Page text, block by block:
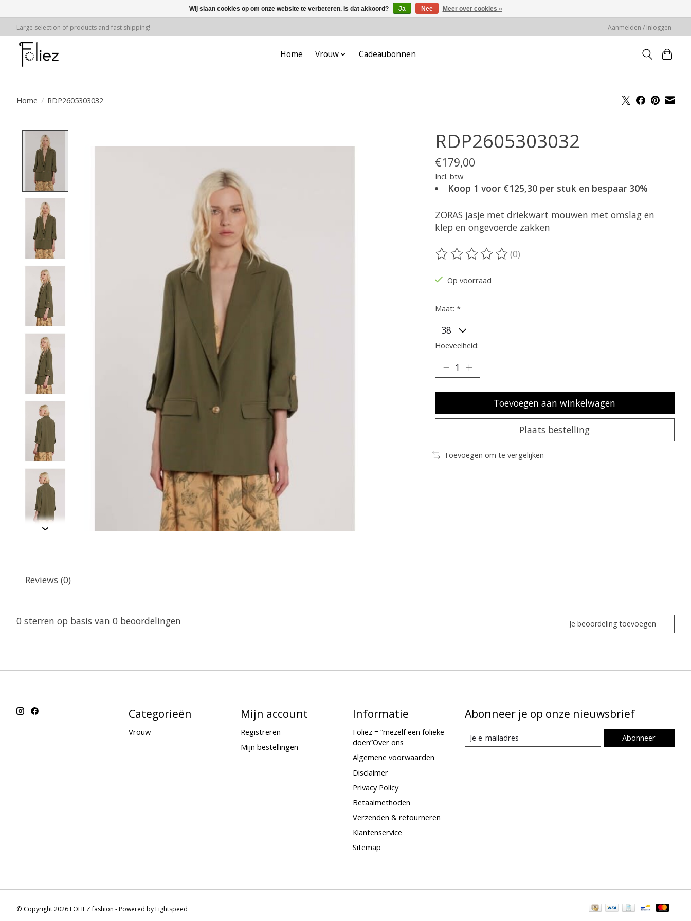
Large selection of products and fast shipping! Aanmelden / Inloggen
Home Vrouw Cadeaubonnen
Home / RDP2605303032
RDP2605303032
€179,00
Incl. btw
Koop 1 voor €125,30 per stuk en bespaar 30%
ZORAS jasje met driekwart mouwen met omslag en
klep en ongevoerde zakken
De beoordeling van dit product is
(0)
Op voorraad
Maat: *
Hoeveelheid:
Toevoegen aan winkelwagen
Plaats bestelling
Toevoegen om te vergelijken
Reviews (0)
0 sterren op basis van 0 beoordelingen Je beoordeling toevoegen
Categorieën
Vrouw
Mijn account
Registreren
Mijn bestellingen
Informatie
Foliez = “mezelf een folieke
doen”Over ons
Algemene voorwaarden
Disclaimer
Privacy Policy
Betaalmethoden
Verzenden & retourneren
Klantenservice
Sitemap
Abonneer je op onze nieuwsbrief
Abonneer
© Copyright 2026 FOLIEZ fashion - Powered byLightspeed
Wij slaan cookies op om onze website te verbeteren. Is dat akkoord? Ja Nee Meer over cookies »